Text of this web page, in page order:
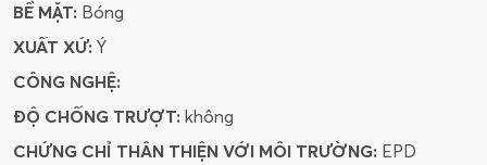
BỀ MẶT: Bóng
XUẤT XỨ: Ý
CÔNG NGHỆ:
ĐỘ CHỐNG TRƯỢT: không
CHỨNG CHỈ THÂN THIỆN VỚI MÔI TRƯỜNG: EPD